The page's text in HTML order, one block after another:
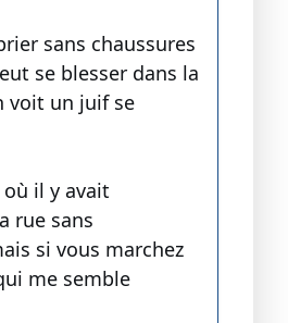
sans chaussures
se blesser dans la
voit un juif se
il y avait
rue sans
si vous marchez
me semble